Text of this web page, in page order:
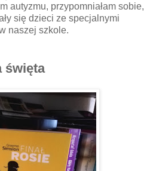
autyzmu, przypomniałam sobie,
się dzieci ze specjalnymi
naszej szkole.
święta